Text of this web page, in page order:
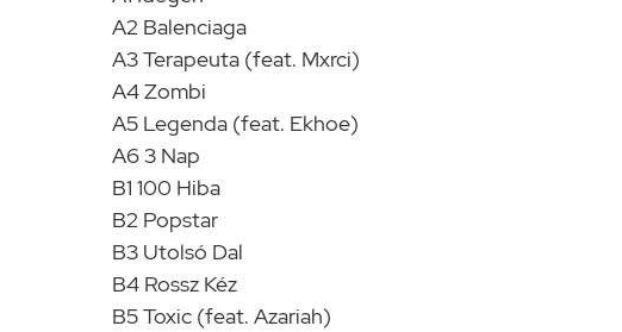
A2 Balenciaga
A3 Terapeuta (feat. Mxrci)
A4 Zombi
A5 Legenda (feat. Ekhoe)
A6 3 Nap
B1 100 Hiba
B2 Popstar
B3 Utolsó Dal
B4 Rossz Kéz
B5 Toxic (feat. Azariah)